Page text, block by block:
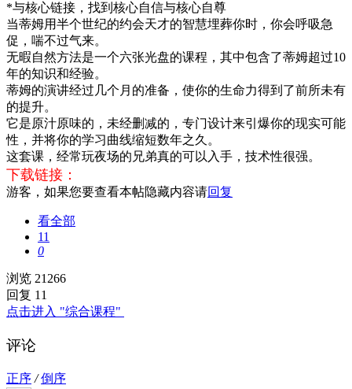
*与核心链接，找到核心自信与核心自尊
当蒂姆用半个世纪的约会天才的智慧埋葬你时，你会呼吸急
促，喘不过气来。
无暇自然方法是一个六张光盘的课程，其中包含了蒂姆超过10
年的知识和经验。
蒂姆的演讲经过几个月的准备，使你的生命力得到了前所未有
的提升。
它是原汁原味的，未经删减的，专门设计来引爆你的现实可能
性，并将你的学习曲线缩短数年之久。
这套课，经常玩夜场的兄弟真的可以入手，技术性很强。
下载链接：
游客，如果您要查看本帖隐藏内容请回复
看全部
11
0
浏览 21266
回复 11
点击进入 "综合课程"
评论
正序 / 倒序